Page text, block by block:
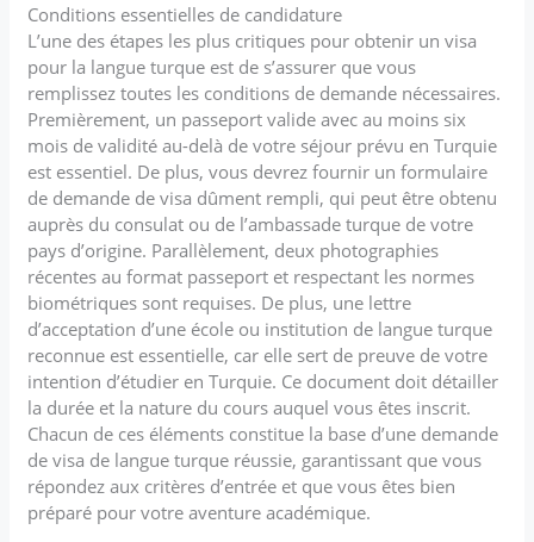
Conditions essentielles de candidature
L’une des étapes les plus critiques pour obtenir un visa
pour la langue turque est de s’assurer que vous
remplissez toutes les conditions de demande nécessaires.
Premièrement, un passeport valide avec au moins six
mois de validité au-delà de votre séjour prévu en Turquie
est essentiel. De plus, vous devrez fournir un formulaire
de demande de visa dûment rempli, qui peut être obtenu
auprès du consulat ou de l’ambassade turque de votre
pays d’origine. Parallèlement, deux photographies
récentes au format passeport et respectant les normes
biométriques sont requises. De plus, une lettre
d’acceptation d’une école ou institution de langue turque
reconnue est essentielle, car elle sert de preuve de votre
intention d’étudier en Turquie. Ce document doit détailler
la durée et la nature du cours auquel vous êtes inscrit.
Chacun de ces éléments constitue la base d’une demande
de visa de langue turque réussie, garantissant que vous
répondez aux critères d’entrée et que vous êtes bien
préparé pour votre aventure académique.